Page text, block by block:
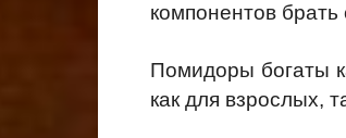
компонентов
Помидоры богаты
как для взрослых,